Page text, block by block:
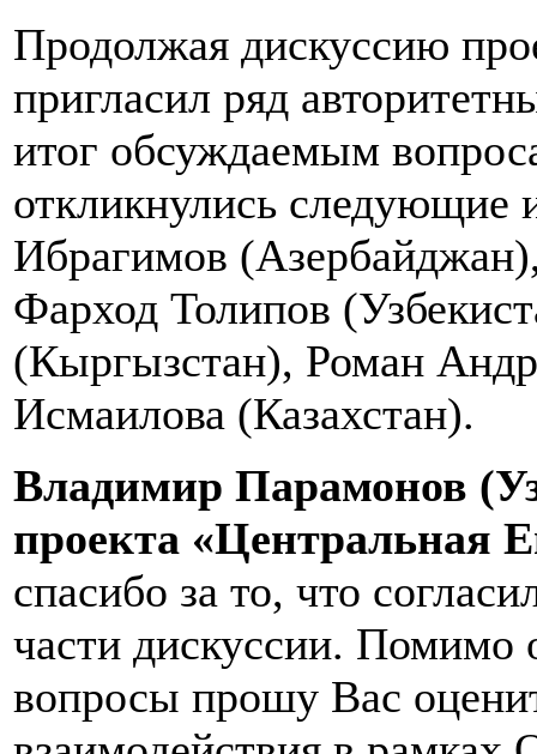
Продолжая дискуссию
пригласил ряд
итог обсуждаемым
откликнулись следующие
Ибрагимов
Фарход Толипов
(Кыргызстан), Роман
Исмаилова (Казахстан).
Владимир Парамонов
проекта «Центральная
спасибо за то, что
части дискуссии. Помимо
вопросы прошу Вас